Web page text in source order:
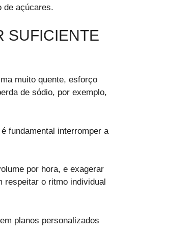
de açúcares.
SUFICIENTE
muito quente, esforço
de sódio, por exemplo,
é fundamental interromper a
por hora, e exagerar
respeitar o ritmo individual
planos personalizados